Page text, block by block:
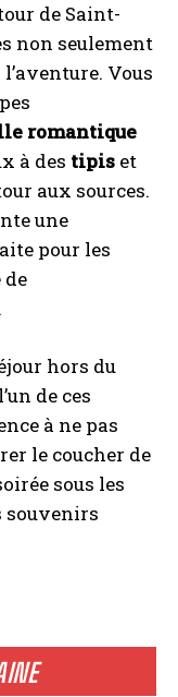
de Saint-
non seulement
Vous
romantique
à des tipis et
aux sources.
une
pour les
de
hors du
de ces
à ne pas
le coucher de
sous les
souvenirs